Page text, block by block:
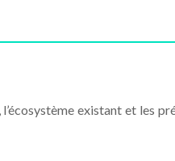
existant et les